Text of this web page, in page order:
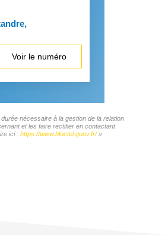
,
Voir le numéro
nécessaire à la gestion de la relation
et les faire rectifier en contactant
ici : https://www.bloctel.gouv.fr/»